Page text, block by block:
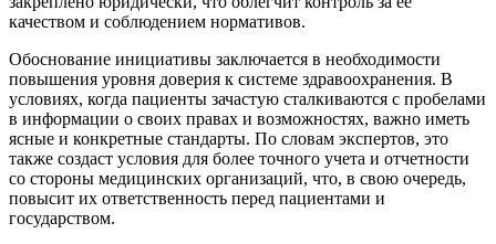
качеством и соблюдением нормативов.
Обоснование инициативы заключается в необходимости
повышения уровня доверия к системе здравоохранения. В
условиях, когда пациенты зачастую сталкиваются с пробелами
в информации о своих правах и возможностях, важно иметь
ясные и конкретные стандарты. По словам экспертов, это
также создаст условия для более точного учета и отчетности
со стороны медицинских организаций, что, в свою очередь,
повысит их ответственность перед пациентами и
государством.